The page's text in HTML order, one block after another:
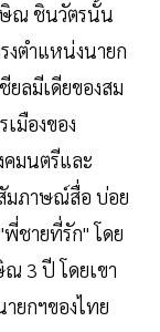
ณ ชินวัตรนั้น
ตำแหน่งนายก
ยลมีเดียของสม
มืองของ
มนตรีและ
มภาษณ์สื่อ บ่อย
พี่ชายที่รัก" โดย
3 ปี โดยเขา
ยกฯของไทย